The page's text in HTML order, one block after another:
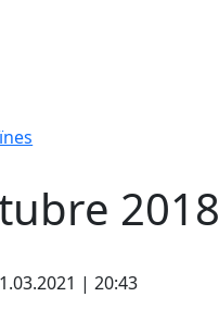
2018
| 20:43